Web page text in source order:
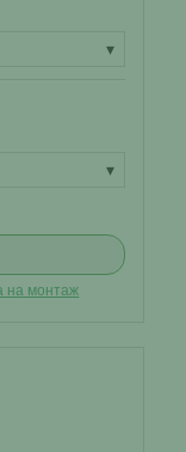
▾
▾
на монтаж